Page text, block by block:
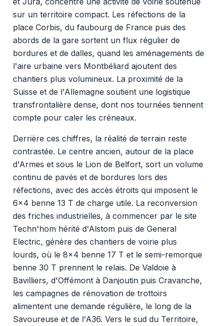
sur un territoire compact. Les réfections de la
place Corbis, du faubourg de France puis des
abords de la gare sortent un flux régulier de
bordures et de dalles, quand les aménagements de
l'aire urbaine vers Montbéliard ajoutent des
chantiers plus volumineux. La proximité de la
Suisse et de l'Allemagne soutient une logistique
transfrontalière dense, dont nos tournées tiennent
compte pour caler les créneaux.
Derrière ces chiffres, la réalité de terrain reste
contrastée. Le centre ancien, autour de la place
d'Armes et sous le Lion de Belfort, sort un volume
continu de pavés et de bordures lors des
réfections, avec des accès étroits qui imposent le
6x4 benne 13 T de charge utile. La reconversion
des friches industrielles, à commencer par le site
Techn'hom hérité d'Alstom puis de General
Electric, génère des chantiers de voirie plus
lourds, où le 8x4 benne 17 T et le semi-remorque
benne 30 T prennent le relais. De Valdoie à
Bavilliers, d'Offémont à Danjoutin puis Cravanche,
les campagnes de rénovation de trottoirs
alimentent une demande régulière, le long de la
Savoureuse et de l'A36. Vers le sud du Territoire,